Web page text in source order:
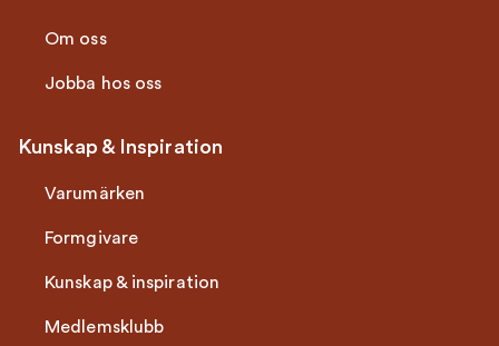
Om oss
Jobba hos oss
Kunskap & Inspiration
Varumärken
Formgivare
Kunskap & inspiration
Medlemsklubb